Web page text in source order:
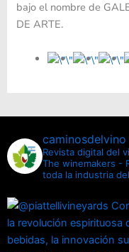
bajo el nombre de
DE ARTE.
caminosdelvino
Revista digital del
The winemakers -
toda la industria